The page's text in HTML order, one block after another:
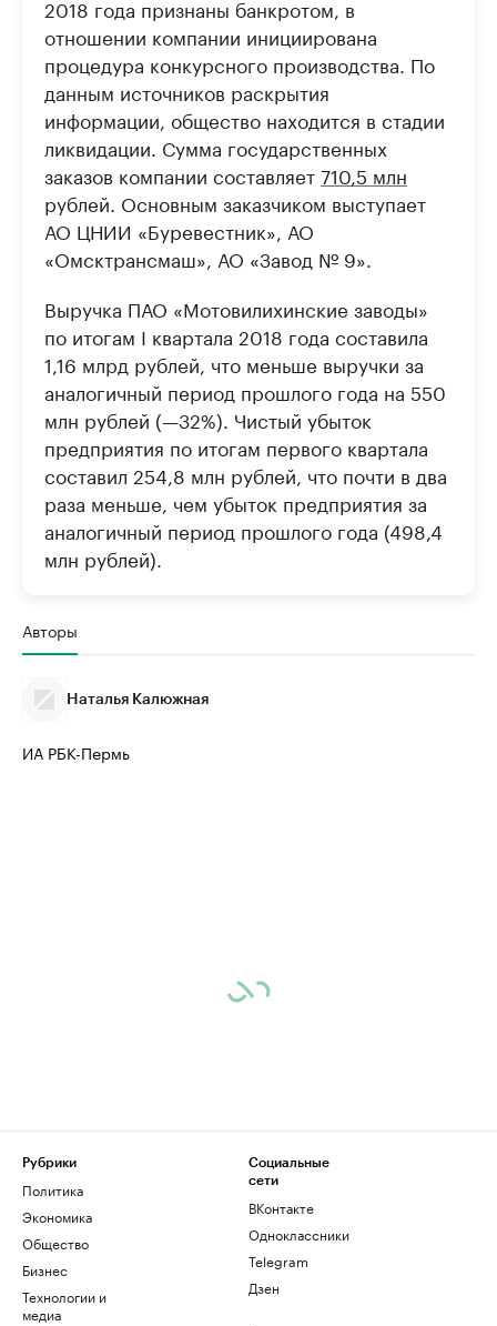
2018 года признаны банкротом, в
отношении компании инициирована
процедура конкурсного производства. По
данным источников раскрытия
информации, общество находится в стадии
ликвидации. Сумма государственных
заказов компании составляет710,5 млн
рублей. Основным заказчиком выступает
АО ЦНИИ «Буревестник», АО
«Омсктрансмаш», АО «Завод № 9».
Выручка ПАО «Мотовилихинские заводы»
по итогам I квартала 2018 года составила
1,16 млрд рублей, что меньше выручки за
аналогичный период прошлого года на 550
млн рублей (—32%). Чистый убыток
предприятия по итогам первого квартала
составил 254,8 млн рублей, что почти в два
раза меньше, чем убыток предприятия за
аналогичный период прошлого года (498,4
млн рублей).
Авторы
Наталья Калюжная
ИА РБК-Пермь
Рубрики
Политика
Экономика
Общество
Бизнес
Технологии и
медиа
Социальные
сети
ВКонтакте
Одноклассники
Telegram
Дзен